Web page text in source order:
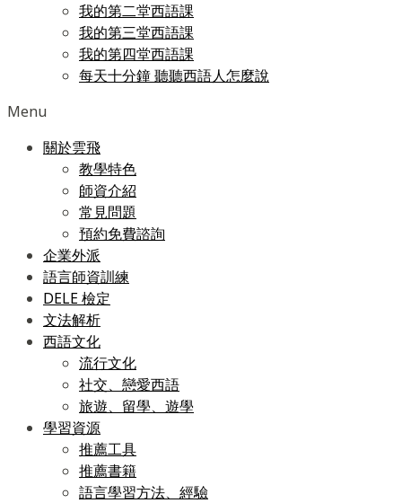
我的第二堂西語課
我的第三堂西語課
我的第四堂西語課
每天十分鐘 聽聽西語人怎麼說
Menu
關於雲飛
教學特色
師資介紹
常見問題
預約免費諮詢
企業外派
語言師資訓練
DELE 檢定
文法解析
西語文化
流行文化
社交、戀愛西語
旅遊、留學、遊學
學習資源
推薦工具
推薦書籍
語言學習方法、經驗